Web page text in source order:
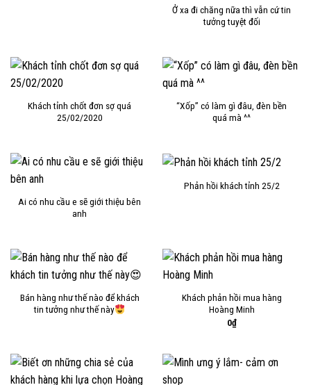
Ở xa đi chăng nữa thì vẫn cứ tin
tưởng tuyệt đối
Khách tỉnh chốt đơn sợ quá
25/02/2020
“Xốp” có làm gì đâu, đèn bền
quá mà ^^
Ai có nhu cầu e sẽ giới thiệu bên
anh
Phản hồi khách tỉnh 25/2
Bán hàng như thế nào để khách
tin tưởng như thế này
Khách phản hồi mua hàng
Hoàng Minh
0₫